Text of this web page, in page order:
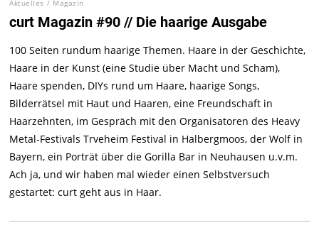
Aktuelles / Magazin
curt Magazin #90 // Die haarige Ausgabe
100 Seiten rundum haarige Themen. Haare in der Geschichte,
Haare in der Kunst (eine Studie über Macht und Scham),
Haare spenden, DIYs rund um Haare, haarige Songs,
Bilderrätsel mit Haut und Haaren, eine Freundschaft in
Haarzehnten, im Gespräch mit den Organisatoren des Heavy
Metal-Festivals Trveheim Festival in Halbergmoos, der Wolf in
Bayern, ein Porträt über die Gorilla Bar in Neuhausen u.v.m.
Ach ja, und wir haben mal wieder einen Selbstversuch
gestartet: curt geht aus in Haar.